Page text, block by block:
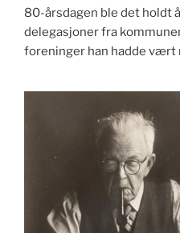
80-årsdagen ble det holdt
delegasjoner fra
foreninger han hadde vært